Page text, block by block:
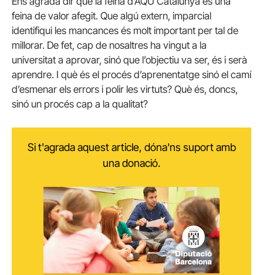
feina de valor afegit. Que algú extern, imparcial
identifiqui les mancances és molt important per tal de
millorar. De fet, cap de nosaltres ha vingut a la
universitat a aprovar, sinó que l’objectiu va ser, és i serà
aprendre. I què és el procés d’aprenentatge sinó el camí
d’esmenar els errors i polir les virtuts? Què és, doncs,
sinó un procés cap a la qualitat?
Si t'agrada aquest article, dóna'ns suport amb
una donació.